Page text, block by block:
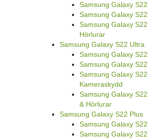
Samsung Galaxy
Samsung Galaxy S22
Samsung Galaxy
Hörlurar
Samsung Galaxy S22 Ultra
Samsung Galaxy
Samsung Galaxy
Samsung Galaxy
Kameraskydd
Samsung Galaxy
& Hörlurar
Samsung Galaxy S22 Plus
Samsung Galaxy
Samsung Galaxy